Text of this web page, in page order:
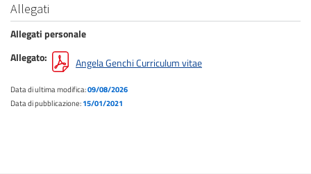
Allegati
Allegati personale
Allegato
Angela Genchi Curriculum vitae
Data di ultima modifica:09/08/2026
Data di pubblicazione:15/01/2021